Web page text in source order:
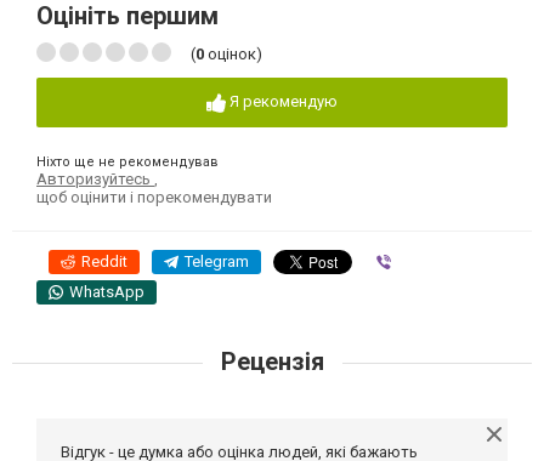
Оцініть першим
(0 оцінок)
Я рекомендую
Ніхто ще не рекомендував
Авторизуйтесь
щоб оцінити і порекомендувати
Reddit Telegram
WhatsApp
Рецензія
Відгук - це думка або оцінка людей, які бажають